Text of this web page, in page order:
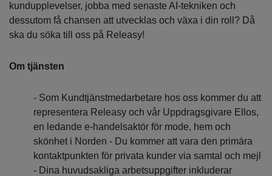
kundupplevelser, jobba med senaste AI-tekniken och
dessutom få chansen att utvecklas och växa i din roll? Då
ska du söka till oss på Releasy!
Om tjänsten
- Som Kundtjänstmedarbetare hos oss kommer du att
representera Releasy och vår Uppdragsgivare Ellos,
en ledande e-handelsaktör för mode, hem och
skönhet i Norden - Du kommer att vara den primära
kontaktpunkten för privata kunder via samtal och mejl
- Dina huvudsakliga arbetsuppgifter inkluderar